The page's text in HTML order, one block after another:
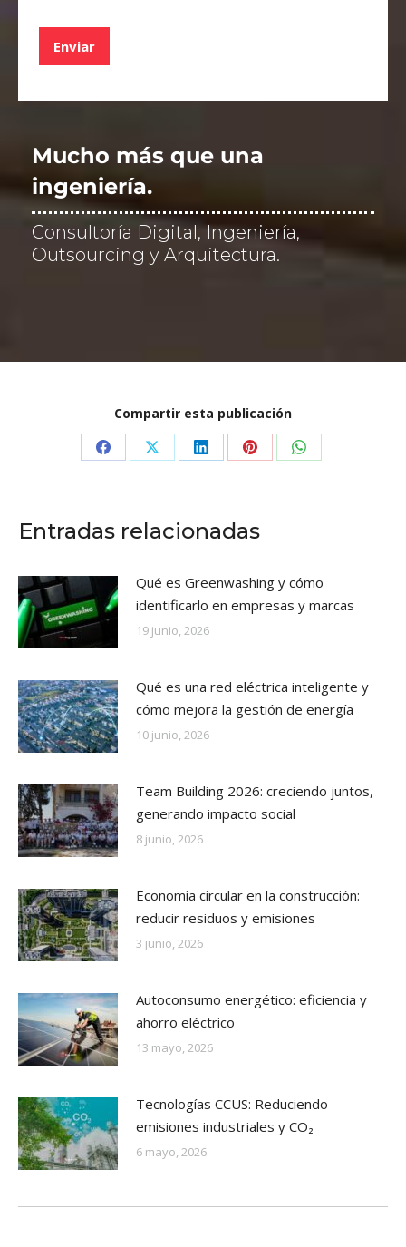
d
v
r
i
c
a
c
i
ó
Enviar
Mucho más que una
ingeniería.
Consultoría Digital, Ingeniería,
Outsourcing y Arquitectura.
Compartir esta publicación
Share Share Share Share Share
Entradas relacionadas
Qué es Greenwashing y cómo
identificarlo en empresas y marcas
19 junio, 2026
Qué es una red eléctrica inteligente y
cómo mejora la gestión de energía
10 junio, 2026
Team Building 2026: creciendo juntos,
generando impacto social
8 junio, 2026
Economía circular en la construcción:
reducir residuos y emisiones
3 junio, 2026
Autoconsumo energético: eficiencia y
ahorro eléctrico
13 mayo, 2026
Tecnologías CCUS: Reduciendo
emisiones industriales y CO₂
6 mayo, 2026